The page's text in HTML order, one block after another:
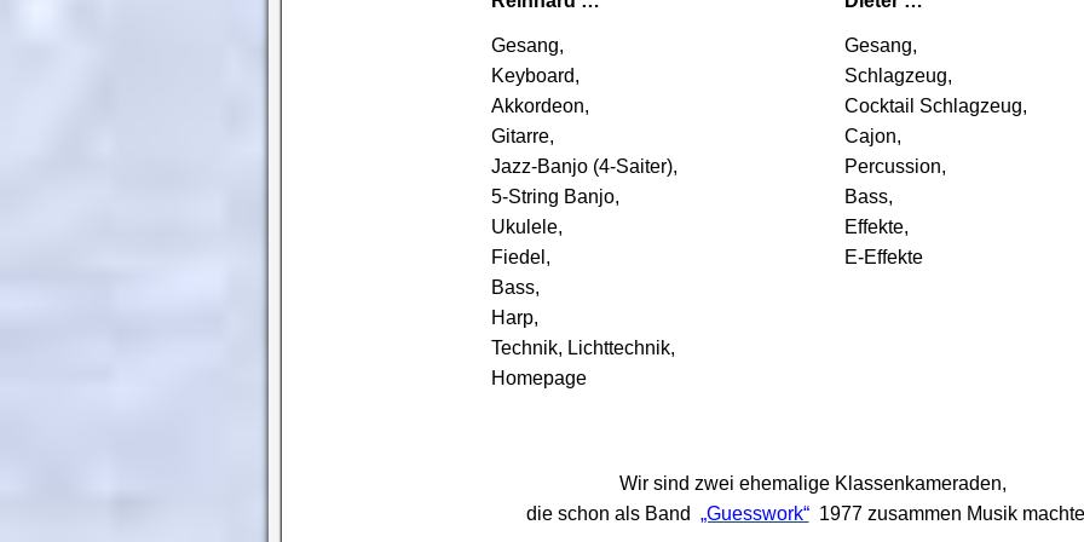
Gesang,
Keyboard,
Akkordeon,
Gitarre,
Jazz-Banjo (4-Saiter),
5-String Banjo,
Ukulele,
Fiedel,
Bass,
Harp,
Technik, Lichttechnik,
Homepage
Gesang,
Schlagzeug,
Cocktail Schlagzeug,
Cajon,
Percussion,
Bass,
Effekte,
E-Effekte
Wir sind zwei ehemalige Klassenkameraden,
die schon als Band „Guesswork“1977 zusammen Musik